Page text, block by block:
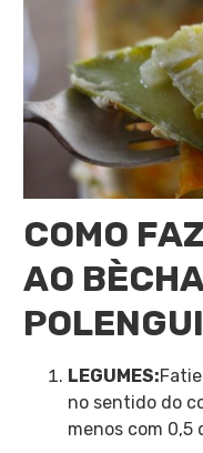
COMO
AO
LEGUMES:
no sentido do
menos com 0,5